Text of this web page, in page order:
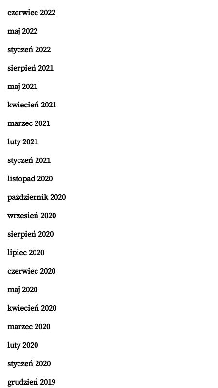
czerwiec 2022
maj 2022
styczeń 2022
sierpień 2021
maj 2021
kwiecień 2021
marzec 2021
luty 2021
styczeń 2021
listopad 2020
październik 2020
wrzesień 2020
sierpień 2020
lipiec 2020
czerwiec 2020
maj 2020
kwiecień 2020
marzec 2020
luty 2020
styczeń 2020
grudzień 2019